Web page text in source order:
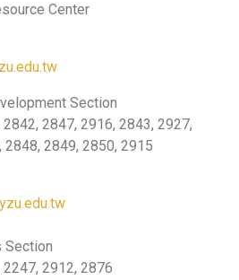
Center
Section
2847, 2916, 2843, 2927,
2849, 2850, 2915
Section
2912, 2876